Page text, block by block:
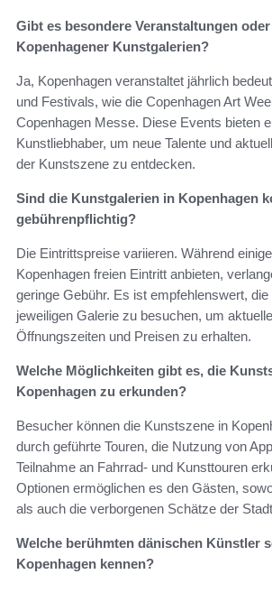
Gibt es besondere Veranstaltungen
Kopenhagener Kunstgalerien?
Ja, Kopenhagen veranstaltet jährlich
und Festivals, wie die Copenhagen Art
Copenhagen Messe. Diese Events bieten
Kunstliebhaber, um neue Talente und
der Kunstszene zu entdecken.
Sind die Kunstgalerien in Kopenhagen
gebührenpflichtig?
Die Eintrittspreise variieren. Während
Kopenhagen freien Eintritt anbieten,
geringe Gebühr. Es ist empfehlenswert,
jeweiligen Galerie zu besuchen, um
Öffnungszeiten und Preisen zu erhalten.
Welche Möglichkeiten gibt es, die
Kopenhagen zu erkunden?
Besucher können die Kunstszene in
durch geführte Touren, die Nutzung von
Teilnahme an Fahrrad- und Kunsttouren
Optionen ermöglichen es den Gästen,
als auch die verborgenen Schätze der
Welche berühmten dänischen Künstler
Kopenhagen kennen?